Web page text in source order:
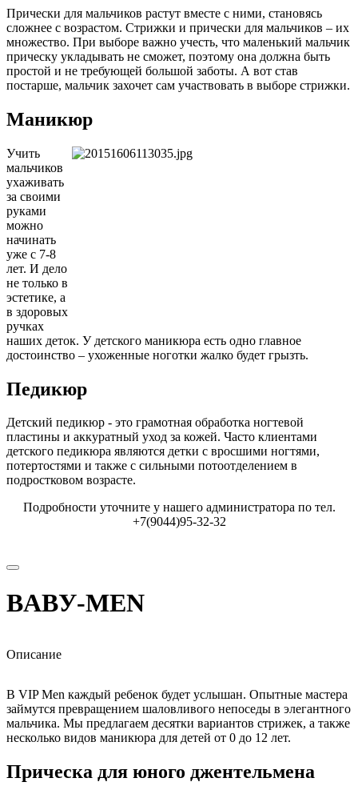
Прически для мальчиков растут вместе с ними, становясь
сложнее с возрастом. Стрижки и прически для мальчиков – их
множество. При выборе важно учесть, что маленький мальчик
прическу укладывать не сможет, поэтому она должна быть
простой и не требующей большой заботы. А вот став
постарше, мальчик захочет сам участвовать в выборе стрижки.
Маникюр
Учить
мальчиков
ухаживать
за своими
руками
можно
начинать
уже с 7-8
лет. И дело
не только в
эстетике, а
в здоровых
ручках
наших деток. У детского маникюра есть одно главное
достоинство – ухоженные ноготки жалко будет грызть.
Педикюр
Детский педикюр - это грамотная обработка ногтевой
пластины и аккуратный уход за кожей. Часто клиентами
детского педикюра являются детки с вросшими ногтями,
потертостями и также с сильными потоотделением в
подростковом возрасте.
Подробности уточните у нашего администратора по тел.
+7(9044)95-32-32
BABУ-MEN
Описание
В VIP Men каждый ребенок будет услышан. Опытные мастера
займутся превращением шаловливого непоседы в элегантного
мальчика. Мы предлагаем десятки вариантов стрижек, а также
несколько видов маникюра для детей от 0 до 12 лет.
Прическа для юного джентельмена